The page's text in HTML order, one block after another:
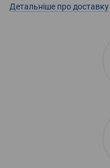
Детальніше про доставку